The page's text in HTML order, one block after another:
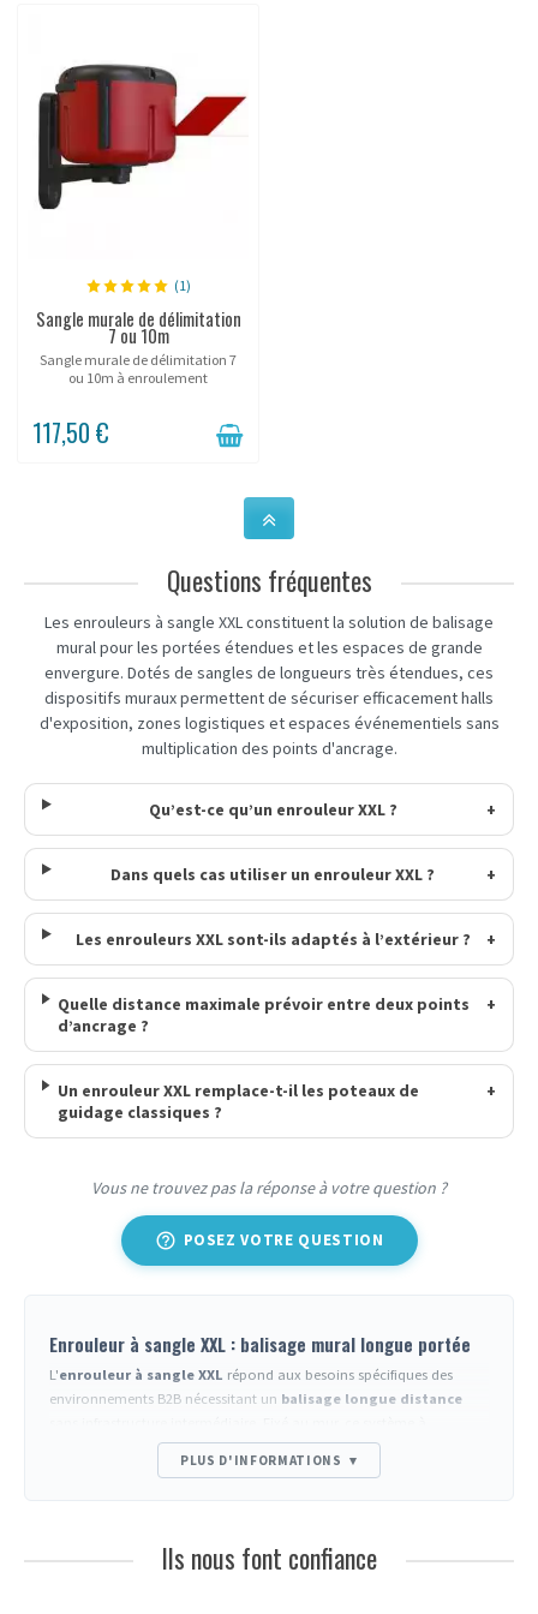
(1)
Sangle murale de délimitation
7 ou 10m
Sangle murale de délimitation 7
ou 10m à enroulement
117,50 €
Questions fréquentes
Les enrouleurs à sangle XXL constituent la solution de balisage
mural pour les portées étendues et les espaces de grande
envergure. Dotés de sangles de longueurs très étendues, ces
dispositifs muraux permettent de sécuriser efficacement halls
d'exposition, zones logistiques et espaces événementiels sans
multiplication des points d'ancrage.
Qu’est-ce qu’un enrouleur XXL ? +
Dans quels cas utiliser un enrouleur XXL ? +
Les enrouleurs XXL sont-ils adaptés à l’extérieur ? +
Quelle distance maximale prévoir entre deux points
d’ancrage ?
+
Un enrouleur XXL remplace-t-il les poteaux de
guidage classiques ?
+
Vous ne trouvez pas la réponse à votre question ?
help_outline POSEZ VOTRE QUESTION
Enrouleur à sangle XXL : balisage mural longue portée
L'enrouleur à sangle XXL répond aux besoins spécifiques des
environnements B2B nécessitant un balisage longue distance
enroulement automatique déploie des sangles de longueurs très
étendues, permettant de couvrir des portées que les
PLUS D'INFORMATIONS ▾
Ils nous font confiance